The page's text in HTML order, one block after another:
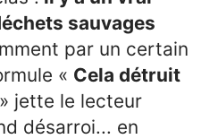
sauvages
par un certain
« Cela détruit
» jette le lecteur
désarroi... en